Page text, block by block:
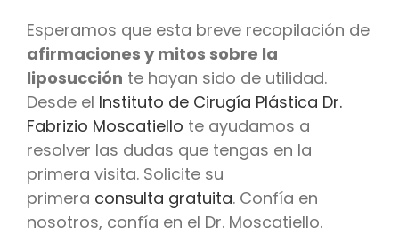
Esperamos que esta breve recopilación de
afirmaciones y mitos sobre la
liposucción te hayan sido de utilidad.
Desde el Instituto de Cirugía Plástica Dr.
Fabrizio Moscatiello te ayudamos a
resolver las dudas que tengas en la
primera visita. Solicite su
primera consulta gratuita. Confía en
nosotros, confía en el Dr. Moscatiello.